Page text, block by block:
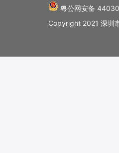
粤公网安备
Copyright 2021 深圳